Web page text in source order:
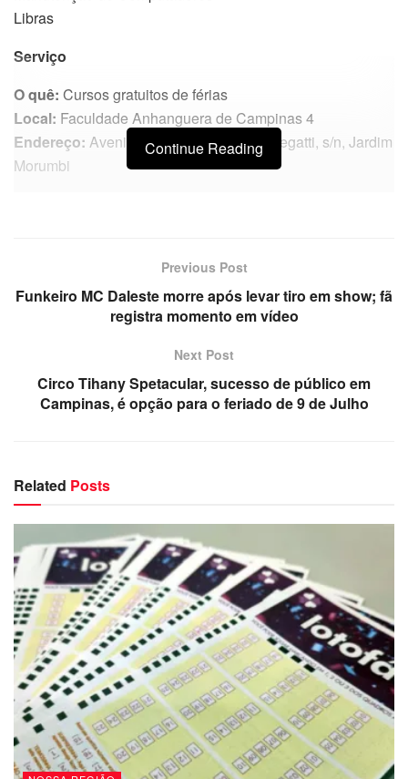
Libras
Serviço
O quê: Cursos gratuitos de férias
Local: Faculdade Anhanguera de Campinas 4
Endereço: Avenida Emilia Stefanelli Ceregatti, s/n, Jardim
Morumbi
Continue Reading
Previous Post
Funkeiro MC Daleste morre após levar tiro em show; fã
registra momento em vídeo
Next Post
Circo Tihany Spetacular, sucesso de público em
Campinas, é opção para o feriado de 9 de Julho
Related Posts